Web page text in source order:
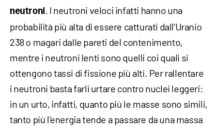
neutroni . I neutroni veloci infatti hanno una
probabilità più alta di essere catturati dall’Uranio
238 o magari dalle pareti del contenimento,
mentre i neutroni lenti sono quelli coi quali si
ottengono tassi di fissione più alti. Per rallentare
i neutroni basta farli urtare contro nuclei leggeri:
in un urto, infatti, quanto più le masse sono simili,
tanto più l’energia tende a passare da una massa